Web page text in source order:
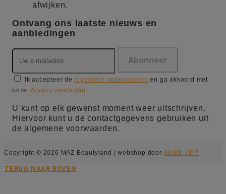
afwijken.
Ontvang ons laatste nieuws en
aanbiedingen
Ik accepteer de Algemene voorwaarden en ga akkoord met
onze Privacy verklaring
U kunt op elk gewenst moment weer uitschrijven.
Hiervoor kunt u de contactgegevens gebruiken uit
de algemene voorwaarden.
Copyright © 2026 MAZ Beautyland | webshop door MARK-APP
TERUG NAAR BOVEN